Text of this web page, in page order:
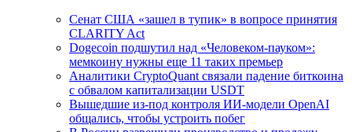
Сенат США «зашел в тупик» в вопросе принятия
CLARITY Act
Dogecoin подшутил над «Человеком-пауком»:
мемкоину нужны еще 11 таких премьер
Аналитики CryptoQuant связали падение биткоина
с обвалом капитализации USDT
Вышедшие из-под контроля ИИ-модели OpenAI
общались, чтобы устроить побег